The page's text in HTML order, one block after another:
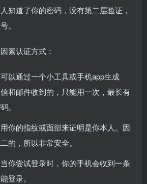
知道了你的密码，没有第二层验证，
。
素认证方式：
可以通过一个小工具或手机app生成
和邮件收到的，只能用一次，最长有
。
用你的指纹或面部来证明是你本人。因
的，所以非常安全。
当你尝试登录时，你的手机会收到一条
登录。